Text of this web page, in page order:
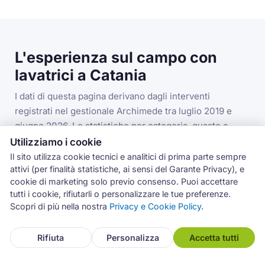
L'esperienza sul campo con
lavatrici a Catania
I dati di questa pagina derivano dagli interventi
registrati nel gestionale Archimede tra luglio 2019 e
giugno 2026. Le statistiche per categoria, guasto e
codice errore si riferiscono alla categoria lavatrici nella
provincia di Catania.
3.993
Utilizziamo i cookie
Il sito utilizza cookie tecnici e analitici di prima parte sempre
attivi (per finalità statistiche, ai sensi del Garante Privacy), e
cookie di marketing solo previo consenso. Puoi accettare
tutti i cookie, rifiutarli o personalizzare le tue preferenze.
Scopri di più nella nostra Privacy e Cookie Policy.
Rifiuta Personalizza Accetta tutti